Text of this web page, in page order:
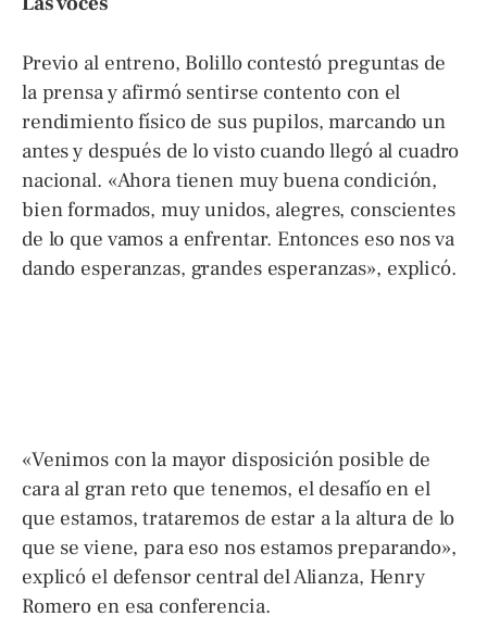
Previo al entreno, Bolillo contestó preguntas de
la prensa y afirmó sentirse contento con el
rendimiento físico de sus pupilos, marcando un
antes y después de lo visto cuando llegó al cuadro
nacional. «Ahora tienen muy buena condición,
bien formados, muy unidos, alegres, conscientes
de lo que vamos a enfrentar. Entonces eso nos va
dando esperanzas, grandes esperanzas», explicó.
«Venimos con la mayor disposición posible de
cara al gran reto que tenemos, el desafío en el
que estamos, trataremos de estar a la altura de lo
que se viene, para eso nos estamos preparando»,
explicó el defensor central del Alianza, Henry
Romero en esa conferencia.